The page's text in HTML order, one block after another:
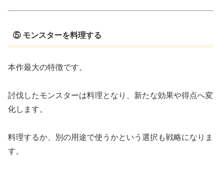
⑤ モンスターを料理する
本作最大の特徴です。
討伐したモンスターは料理となり、新たな効果や得点へ変
化します。
料理するか、別の用途で使うかという選択も戦略になりま
す。